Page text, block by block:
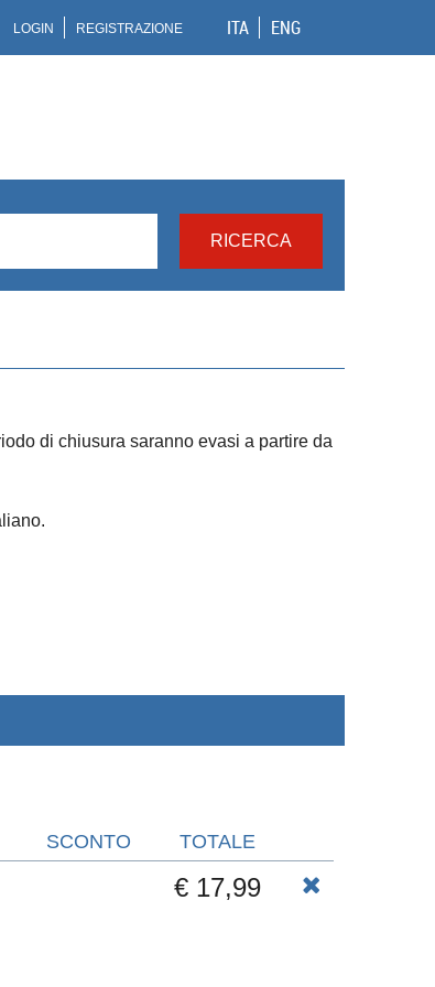
ITA ENG
LOGIN REGISTRAZIONE
di chiusura saranno evasi a partire da
SCONTO TOTALE
€ 17,99